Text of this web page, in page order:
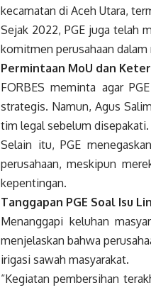
kecamatan di Aceh Utara,
Sejak 2022, PGE juga telah
komitmen perusahaan
Permintaan MoU dan
FORBES meminta agar
strategis. Namun, Agus
tim legal sebelum disepakati.
Selain itu, PGE
perusahaan, meskipun
kepentingan.
Tanggapan PGE Soal Isu
Menanggapi keluhan
menjelaskan bahwa
irigasi sawah masyarakat.
“Kegiatan pembersihan